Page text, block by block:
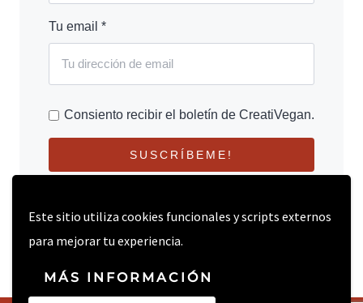
Este sitio utiliza cookies funcionales y scripts externos
para mejorar tu experiencia.
MÁS INFORMACIÓN
Tu email *
Consiento recibir el boletín de CreatiVegan.
SUSCRÍBEME!